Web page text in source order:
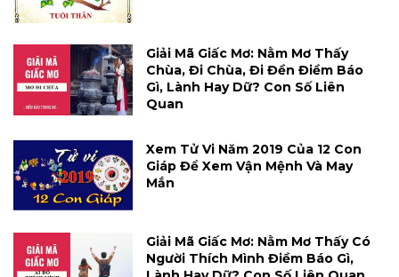
Giải Mã Giấc Mơ: Nằm Mơ Thấy
Chùa, Đi Chùa, Đi Đền Điềm Báo
Gì, Lành Hay Dữ? Con Số Liên
Quan
Xem Tử Vi Năm 2019 Của 12 Con
Giáp Để Xem Vận Mệnh Và May
Mắn
Giải Mã Giấc Mơ: Nằm Mơ Thấy Có
Người Thích Mình Điềm Báo Gì,